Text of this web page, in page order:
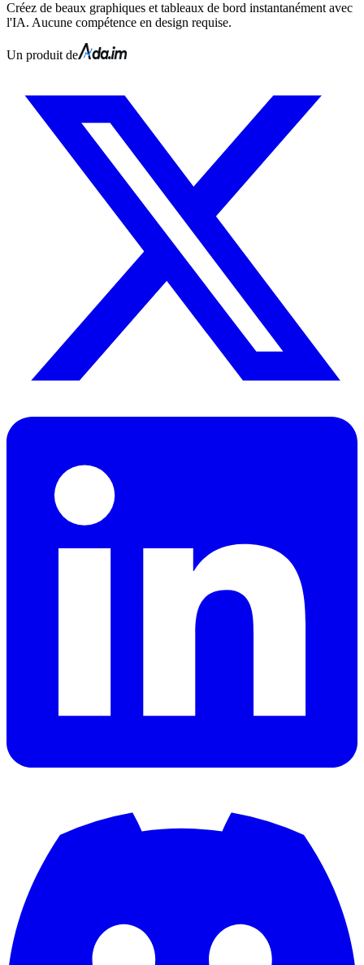
Créez de beaux graphiques et tableaux de bord instantanément avec
l'IA. Aucune compétence en design requise.
Un produit de